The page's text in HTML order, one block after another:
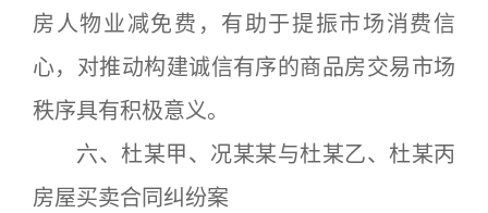
房人物业减免费，有助于提振市场消费信
心，对推动构建诚信有序的商品房交易市场
秩序具有积极意义。
六、杜某甲、况某某与杜某乙、杜某丙
房屋买卖合同纠纷案